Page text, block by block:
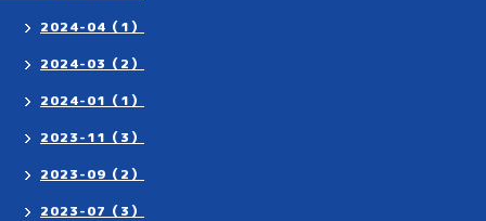
2024-04（1）
2024-03（2）
2024-01（1）
2023-11（3）
2023-09（2）
2023-07（3）